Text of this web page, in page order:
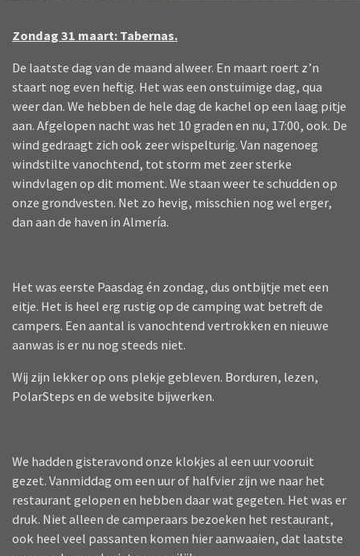
Zondag 31 maart: Tabernas.
De laatste dag van de maand alweer. En maart roert z’n
staart nog even heftig. Het was een onstuimige dag, qua
weer dan. We hebben de hele dag de kachel op een laag pitje
aan. Afgelopen nacht was het 10 graden en nu, 17:00, ook. De
wind gedraagt zich ook zeer wispelturig. Van nagenoeg
windstilte vanochtend, tot storm met zeer sterke
windvlagen op dit moment. We staan weer te schudden op
onze grondvesten. Net zo hevig, misschien nog wel erger,
dan aan de haven in Almería.
Het was eerste Paasdag én zondag, dus ontbijtje met een
eitje. Het is heel erg rustig op de camping wat betreft de
campers. Een aantal is vanochtend vertrokken en nieuwe
aanwas is er nu nog steeds niet.
Wij zijn lekker op ons plekje gebleven. Borduren, lezen,
PolarSteps en de website bijwerken.
We hadden gisteravond onze klokjes al een uur vooruit
gezet. Vanmiddag om een uur of halfvier zijn we naar het
restaurant gelopen en hebben daar wat gegeten. Het was er
druk. Niet alleen de camperaars bezoeken het restaurant,
ook heel veel passanten komen hier aanwaaien, dat laatste